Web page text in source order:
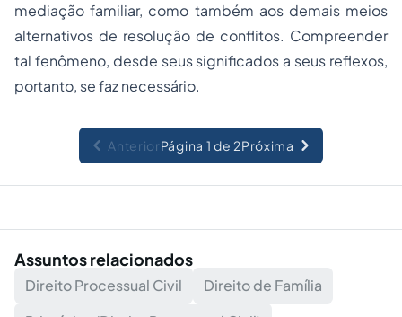
mediação familiar, como também aos demais meios
alternativos de resolução de conflitos. Compreender
tal fenômeno, desde seus significados a seus reflexos,
portanto, se faz necessário.
AnteriorPágina 1 de 2Próxima
Assuntos relacionados
Direito Processual Civil
Direito de Família